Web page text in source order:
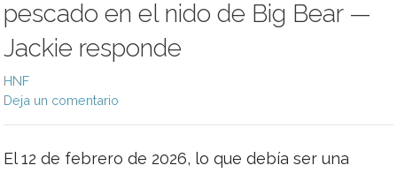
pescado en el nido de Big Bear —
Jackie responde
HNF
Deja un comentario
El 12 de febrero de 2026, lo que debía ser una